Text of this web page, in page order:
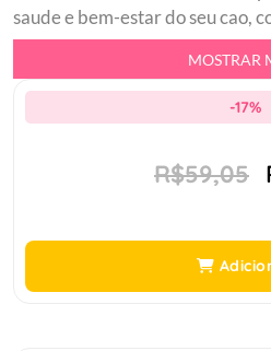
saude e bem-estar do seu cao,
primeiro ingrediente. Nossa
atua como uma fonte
cerebro em caes idosos,
atencao e capacidade de
ingredientes selecionados.br
Protecao equilibrada e
retardar os sinais do
MOSTRAR
-17%
R$59,05